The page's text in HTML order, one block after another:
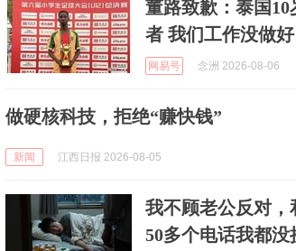
董路致歉：泰国
者 我们工作没做好
网易号 念洲 2026-08-06
做硬核科技，拒绝“赚快钱”
新闻 江西日报 2026-08-05
我不顾老公反对，
50多个电话我都